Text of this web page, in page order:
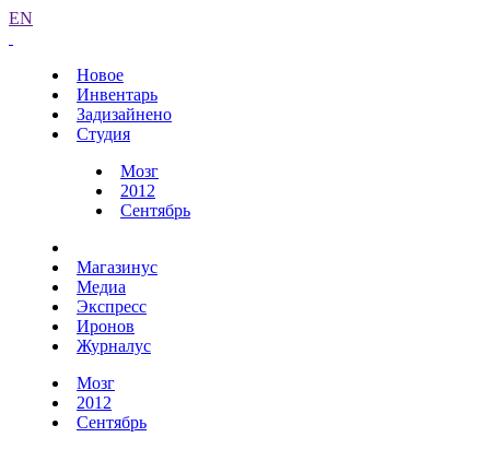
EN
Новое
Инвентарь
Задизайнено
Студия
Мозг
2012
Сентябрь
Магазинус
Медиа
Экспресс
Иронов
Журналус
Мозг
2012
Сентябрь